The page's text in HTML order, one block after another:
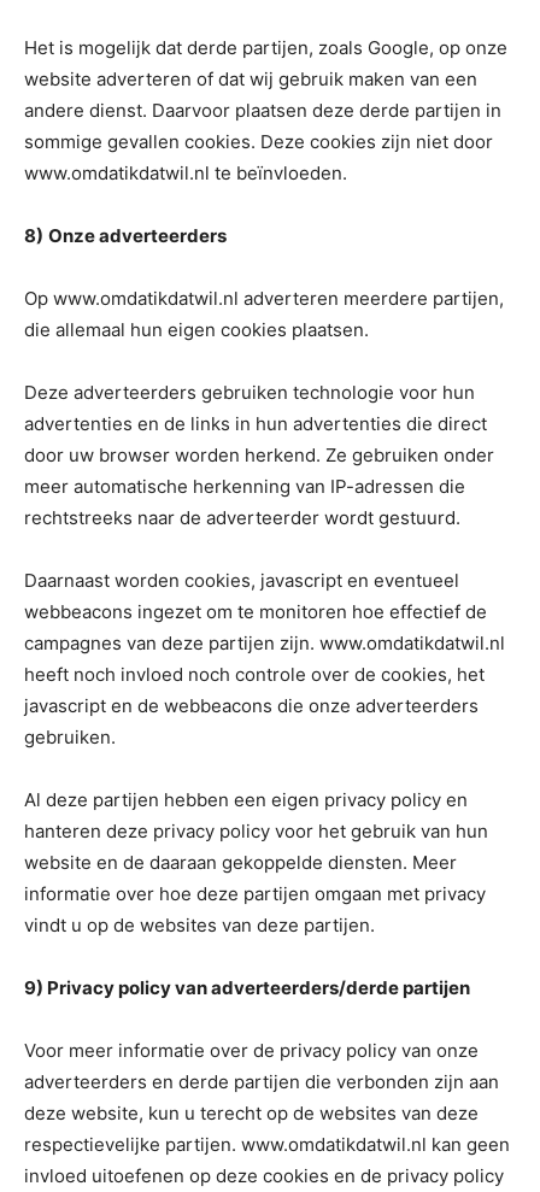
Het is mogelijk dat derde partijen, zoals Google, op onze
website adverteren of dat wij gebruik maken van een
andere dienst. Daarvoor plaatsen deze derde partijen in
sommige gevallen cookies. Deze cookies zijn niet door
www.omdatikdatwil.nl te beïnvloeden.
8) Onze adverteerders
Op www.omdatikdatwil.nl adverteren meerdere partijen,
die allemaal hun eigen cookies plaatsen.
Deze adverteerders gebruiken technologie voor hun
advertenties en de links in hun advertenties die direct
door uw browser worden herkend. Ze gebruiken onder
meer automatische herkenning van IP-adressen die
rechtstreeks naar de adverteerder wordt gestuurd.
Daarnaast worden cookies, javascript en eventueel
webbeacons ingezet om te monitoren hoe effectief de
campagnes van deze partijen zijn. www.omdatikdatwil.nl
heeft noch invloed noch controle over de cookies, het
javascript en de webbeacons die onze adverteerders
gebruiken.
Al deze partijen hebben een eigen privacy policy en
hanteren deze privacy policy voor het gebruik van hun
website en de daaraan gekoppelde diensten. Meer
informatie over hoe deze partijen omgaan met privacy
vindt u op de websites van deze partijen.
9) Privacy policy van adverteerders/derde partijen
Voor meer informatie over de privacy policy van onze
adverteerders en derde partijen die verbonden zijn aan
deze website, kun u terecht op de websites van deze
respectievelijke partijen. www.omdatikdatwil.nl kan geen
invloed uitoefenen op deze cookies en de privacy policy